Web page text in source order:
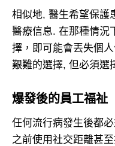
相似地, 醫生希望保護
醫療信息. 在那種情況
擇，即可能會丟失個
艱難的選擇, 但必須選
爆發後的員工福祉
任何流行病發生後都
之前使用社交距離甚